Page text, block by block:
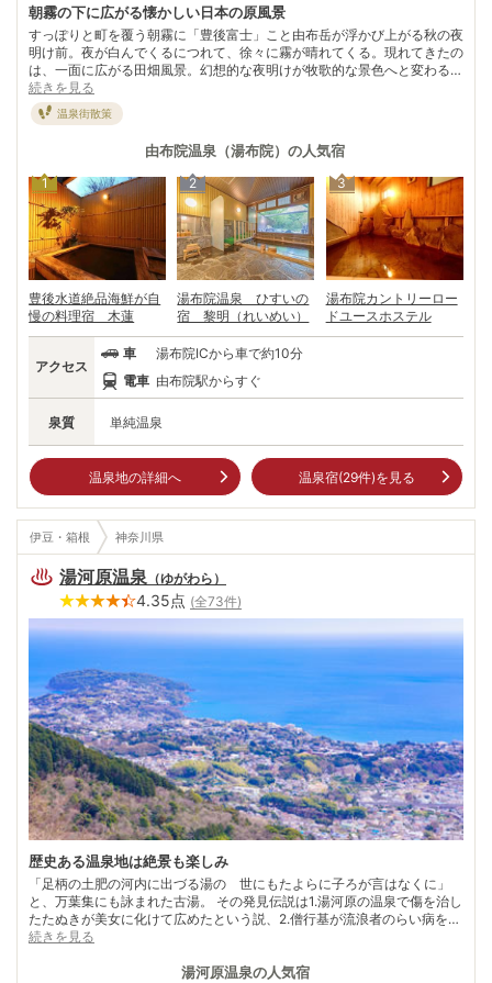
朝霧の下に広がる懐かしい日本の原風景
すっぽりと町を覆う朝霧に「豊後富士」こと由布岳が浮かび上がる秋の夜
明け前。夜が白んでくるにつれて、徐々に霧が晴れてくる。現れてきたの
は、一面に広がる田畑風景。幻想的な夜明けが牧歌的な景色へと変わる
頃、温泉地にも朝が訪れる。 作家の田辺聖子が「ただの田舎、ひたすら
田舎、野草の田舎」と著した由布院温泉。歓楽街はなく、囲炉裏や柱時計
といった純和風の老舗旅館が点々と佇む。田んぼのあぜ道を思い切り走っ
た子供時代。 賑やかな駅前を抜け宿に向かうにつれて、どこか懐かしい
続きを見る
温泉街散策
由布院温泉（湯布院） の人気宿
1
豊後水道絶品海鮮が自
慢の料理宿 木蓮
2
湯布院温泉 ひすいの
宿 黎明（れいめい）
3
湯布院カントリーロー
ドユースホステル
泉質 単純温泉
アクセス
車
湯布院ICから車で約10分
電車 由布院駅からすぐ
温泉地の詳細へ 温泉宿(29件)を見る
伊豆・箱根 神奈川県
湯河原温泉 （ゆがわら ）
4.35点 (全73件)
歴史ある温泉地は絶景も楽しみ
「足柄の土肥の河内に出づる湯の 世にもたよらに子ろが言はなくに」
と、万葉集にも詠まれた古湯。 その発見伝説は1.湯河原の温泉で傷を治し
たたぬきが美女に化けて広めたという説、2.僧行基が流浪者のらい病を湯
河原の温泉で癒してやると薬師如来が姿を現したという説、3.弘法大師が
江戸時代には湯治場としてにぎわい、江戸後期の温泉番付では「東の小
続きを見る
湯河原温泉の人気宿